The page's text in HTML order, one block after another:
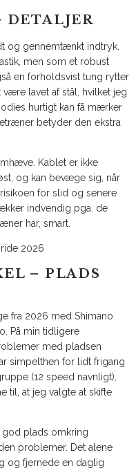
DETALJER
og gennemtænkt indtryk.
men som et robust
en forholdsvist tung rytter
lavet af stål, hvilket jeg
hurtigt kan få mærker
betyder den ekstra
Kablet er ikke
og kan bevæge sig, når
for slid og senere
indvendig pga. de
har, smart.
– PLADS
fra 2026 med Shimano
På min tidligere
med pladsen
simpelthen for lidt frigang
(12 speed navnligt),
til, at jeg valgte at skifte
god plads omkring
problemer. Det alene
og fjernede en daglig